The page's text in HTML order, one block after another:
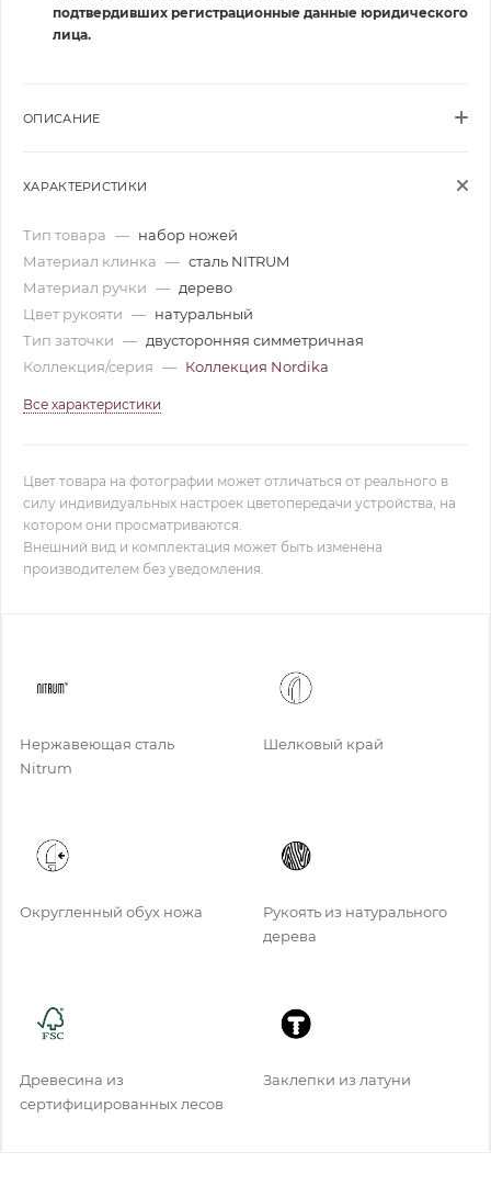
подтвердивших регистрационные данные юридического
лица.
ОПИСАНИЕ
ХАРАКТЕРИСТИКИ
Тип товара — набор ножей
Материал клинка — сталь NITRUM
Материал ручки — дерево
Цвет рукояти — натуральный
Тип заточки — двусторонняя симметричная
Коллекция/серия — Коллекция Nordika
Все характеристики
Цвет товара на фотографии может отличаться от реального в
силу индивидуальных настроек цветопередачи устройства, на
котором они просматриваются.
Внешний вид и комплектация может быть изменена
производителем без уведомления.
Нержавеющая сталь
Nitrum
Шелковый край
Округленный обух ножа
Рукоять из натурального
дерева
Древесина из
сертифицированных лесов
Заклепки из латуни